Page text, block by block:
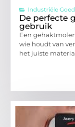
Industriële
De perfecte
gebruik
Een
wie houdt van
het juiste